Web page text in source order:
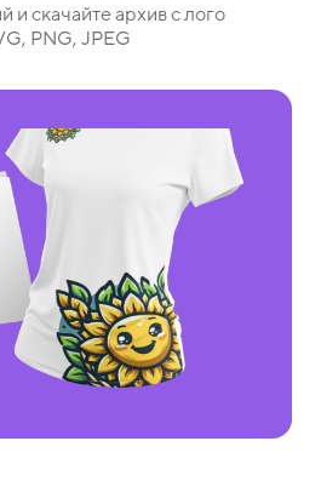
скачайте архив с лого
PNG, JPEG